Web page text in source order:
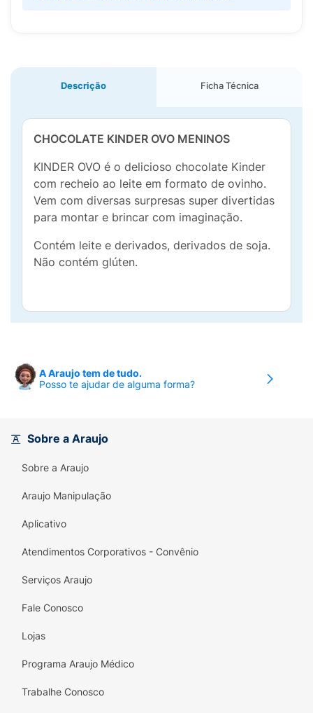
Descrição Ficha Técnica
CHOCOLATE KINDER OVO MENINOS
KINDER OVO é o delicioso chocolate Kinder
com recheio ao leite em formato de ovinho.
Vem com diversas surpresas super divertidas
para montar e brincar com imaginação.
Contém leite e derivados, derivados de soja.
Não contém glúten.
A Araujo tem de tudo.
Posso te ajudar de alguma forma?
Sobre a Araujo
Sobre a Araujo
Araujo Manipulação
Aplicativo
Atendimentos Corporativos - Convênio
Serviços Araujo
Fale Conosco
Lojas
Programa Araujo Médico
Trabalhe Conosco